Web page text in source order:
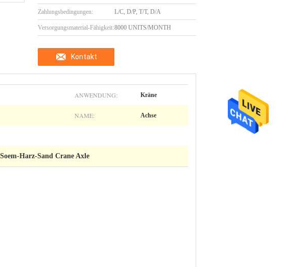
Zahlungsbedingungen: L/C, D/P, T/T, D/A
Versorgungsmaterial-Fähigkeit:8000 UNITS/MONTH
Kontakt
ANWENDUNG: Kräne
NAME: Achse
Soem-Harz-Sand Crane Axle